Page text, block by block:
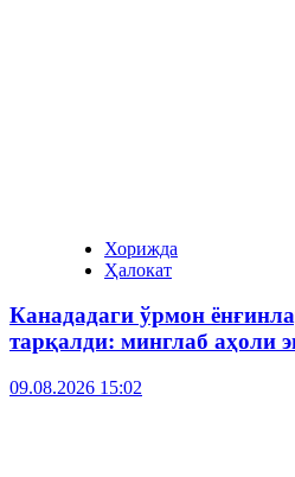
Хорижда
Ҳалокат
Канададаги ўрмон
тарқалди: минглаб аҳоли
09.08.2026 15:02